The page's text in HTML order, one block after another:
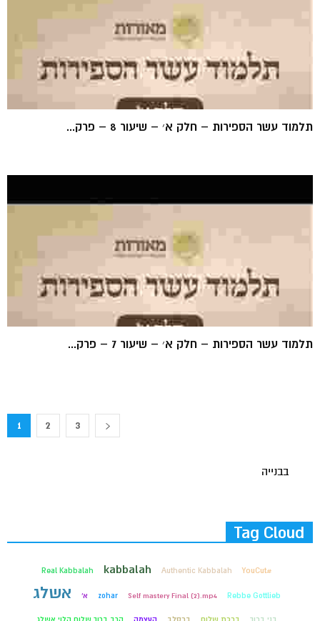
תלמוד עשר הספירות – חלק א׳ – שיעור 8 – פרק...
תלמוד עשר הספירות – חלק א׳ – שיעור 7 – פרק...
1 2 3
בבנייה
Tag Cloud
#YouCut
Authentic Kabbalah
kabbalah
Real Kabbalah
Rebbe Gottlieb
Self mastery Final (2).mp4
zohar א' אשלג
בני ברוך ברכת שלום ברסלב העצמה הרב ברוך שלום הלוי אשלג